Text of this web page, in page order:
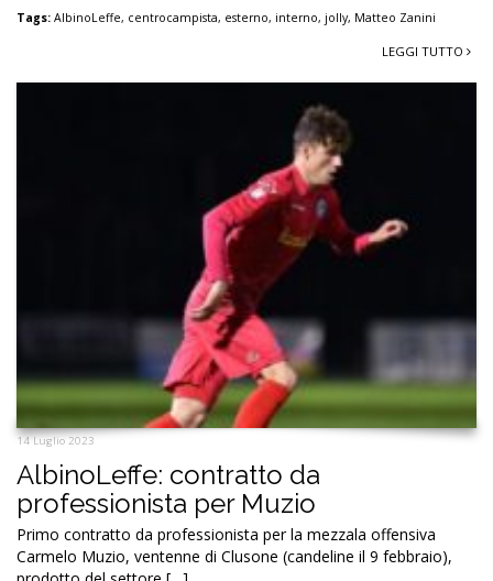
Tags: AlbinoLeffe, centrocampista, esterno, interno, jolly, Matteo Zanini
LEGGI TUTTO
14 Luglio 2023
AlbinoLeffe: contratto da
professionista per Muzio
Primo contratto da professionista per la mezzala offensiva
Carmelo Muzio, ventenne di Clusone (candeline il 9 febbraio),